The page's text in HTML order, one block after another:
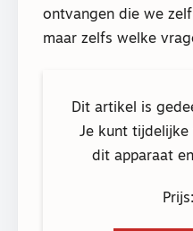
ontvangen die we
maar zelfs welke
Dit artikel is
Je kunt
dit apparaat